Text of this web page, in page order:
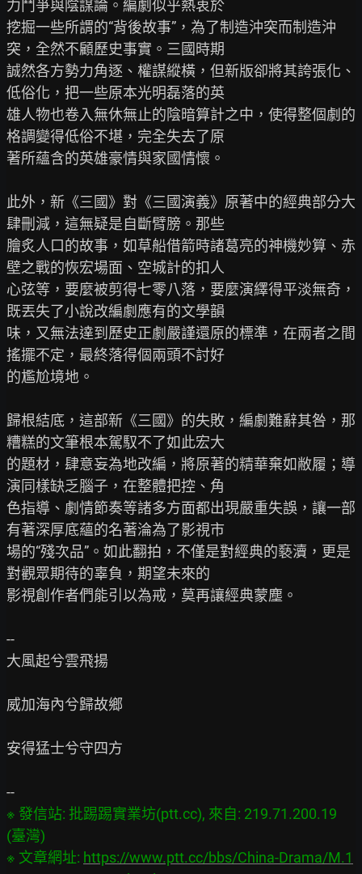
力鬥爭與陰謀論。編劇似乎熱衷於
挖掘一些所謂的“背後故事”，為了制造沖突而制造沖
突，全然不顧歷史事實。三國時期
誠然各方勢力角逐、權謀縱橫，但新版卻將其誇張化、
低俗化，把一些原本光明磊落的英
雄人物也卷入無休無止的陰暗算計之中，使得整個劇的
格調變得低俗不堪，完全失去了原
著所蘊含的英雄豪情與家國情懷。
此外，新《三國》對《三國演義》原著中的經典部分大
肆刪減，這無疑是自斷臂膀。那些
膾炙人口的故事，如草船借箭時諸葛亮的神機妙算、赤
壁之戰的恢宏場面、空城計的扣人
心弦等，要麼被剪得七零八落，要麼演繹得平淡無奇，
既丟失了小說改編劇應有的文學韻
味，又無法達到歷史正劇嚴謹還原的標準，在兩者之間
搖擺不定，最終落得個兩頭不討好
的尷尬境地。
歸根結底，這部新《三國》的失敗，編劇難辭其咎，那
糟糕的文筆根本駕馭不了如此宏大
的題材，肆意妄為地改編，將原著的精華棄如敝履；導
演同樣缺乏腦子，在整體把控、角
色指導、劇情節奏等諸多方面都出現嚴重失誤，讓一部
有著深厚底蘊的名著淪為了影視市
場的“殘次品”。如此翻拍，不僅是對經典的褻瀆，更是
對觀眾期待的辜負，期望未來的
影視創作者們能引以為戒，莫再讓經典蒙塵。
--
大風起兮雲飛揚
威加海內兮歸故鄉
安得猛士兮守四方
※ 發信站: 批踢踢實業坊(ptt.cc), 來自: 219.71.200.19
(臺灣)
※ 文章網址: https://www.ptt.cc/bbs/China-Drama/M.1